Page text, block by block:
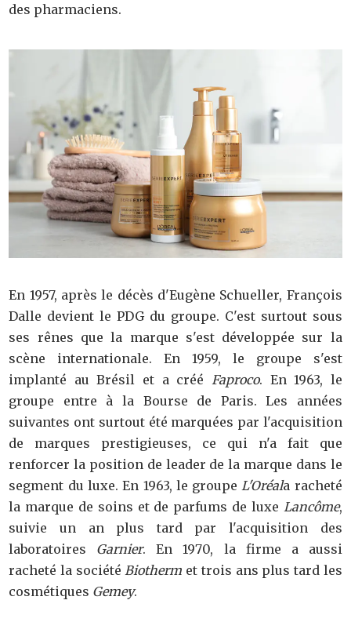
des pharmaciens.
En 1957, après le décès d'Eugène Schueller, François
Dalle devient le PDG du groupe. C'est surtout sous
ses rênes que la marque s'est développée sur la
scène internationale. En 1959, le groupe s'est
implanté au Brésil et a créé
Faproco. En 1963, le
groupe entre à la Bourse de Paris. Les années
suivantes ont surtout été marquées par l'acquisition
de marques prestigieuses, ce qui n'a fait que
renforcer la position de leader de la marque dans le
segment du luxe. En 1963, le groupe L'Oréala racheté
la marque de soins et de parfums de luxe Lancôme,
suivie un an plus tard par l'acquisition des
laboratoires Garnier. En 1970, la firme a aussi
racheté la société Biotherm et trois ans plus tard les
cosmétiques Gemey.